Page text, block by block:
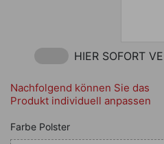
HIER SOFORT
Nachfolgend können Sie das
Produkt individuell anpassen
Nachfolgend
Farbe Polster